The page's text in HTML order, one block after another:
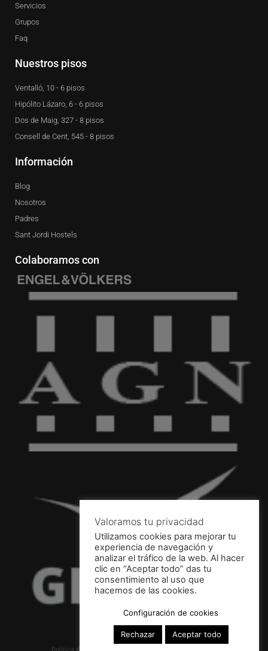
Servicios
Grupos
Faq
Nuestros pisos
Ventalló, 10 - 6 pisos
Hipólito Lázaro, 6 - 6 pisos
Dos de Maig, 327 - 8 pisos
Consell de Cent, 545 - 8 pisos
Información
Blog
Nosotros
Padres
Sant Jordi Hostels
Colaboramos con
Valoramos tu privacidad
Utilizamos cookies para mejorar tu
experiencia de navegación y
analizar el tráfico de la web. Al hacer
clic en “Aceptar todo” das tu
consentimiento al uso que
hacemos de las cookies.
Configuración de cookies
Rechazar Aceptar todo